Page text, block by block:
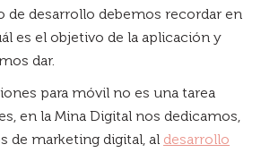
de desarrollo debemos recordar en
es el objetivo de la aplicación y
dar.
para móvil no es una tarea
en la Mina Digital nos dedicamos,
de marketing digital, al desarrollo